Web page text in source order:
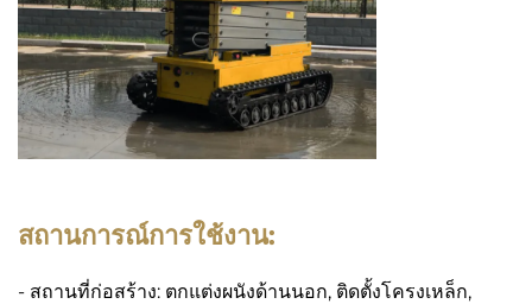
สถานการณ์การใช้งาน:
- สถานที่ก่อสร้าง: ตกแต่งผนังด้านนอก, ติดตั้งโครงเหล็ก,